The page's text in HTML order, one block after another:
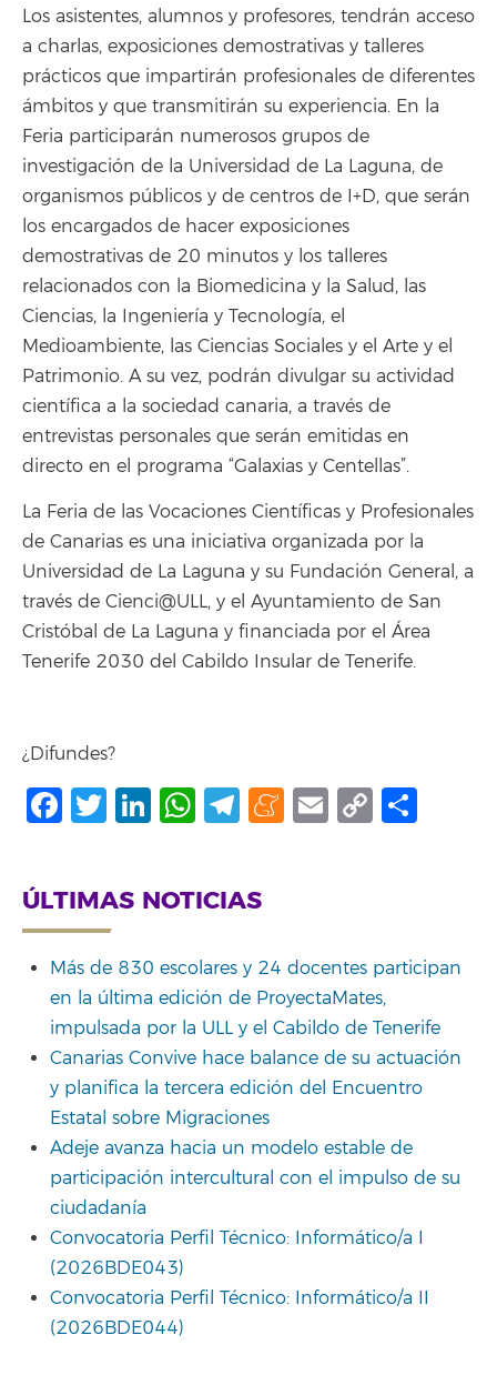
Los asistentes, alumnos y profesores, tendrán acceso
a charlas, exposiciones demostrativas y talleres
prácticos que impartirán profesionales de diferentes
ámbitos y que transmitirán su experiencia. En la
Feria participarán numerosos grupos de
investigación de la Universidad de La Laguna, de
organismos públicos y de centros de I+D, que serán
los encargados de hacer exposiciones
demostrativas de 20 minutos y los talleres
relacionados con la Biomedicina y la Salud, las
Ciencias, la Ingeniería y Tecnología, el
Medioambiente, las Ciencias Sociales y el Arte y el
Patrimonio. A su vez, podrán divulgar su actividad
científica a la sociedad canaria, a través de
entrevistas personales que serán emitidas en
directo en el programa “Galaxias y Centellas”.
La Feria de las Vocaciones Científicas y Profesionales
de Canarias es una iniciativa organizada por la
Universidad de La Laguna y su Fundación General, a
través de Cienci@ULL, y el Ayuntamiento de San
Cristóbal de La Laguna y financiada por el Área
Tenerife 2030 del Cabildo Insular de Tenerife.
¿Difundes?
Facebook
Twitter
LinkedIn
WhatsApp
Telegram
Meneame
Email
Copy
ÚLTIMAS NOTICIAS
Más de 830 escolares y 24 docentes participan
en la última edición de ProyectaMates,
impulsada por la ULL y el Cabildo de Tenerife
Canarias Convive hace balance de su actuación
y planifica la tercera edición del Encuentro
Estatal sobre Migraciones
Adeje avanza hacia un modelo estable de
participación intercultural con el impulso de su
ciudadanía
Convocatoria Perfil Técnico: Informático/a I
(2026BDE043)
Convocatoria Perfil Técnico: Informático/a II
(2026BDE044)